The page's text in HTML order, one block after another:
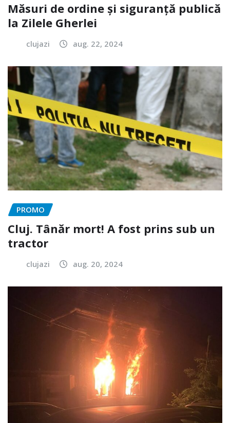
Măsuri de ordine și siguranță publică
la Zilele Gherlei
clujazi aug. 22, 2024
PROMO
Cluj. Tânăr mort! A fost prins sub un
tractor
clujazi aug. 20, 2024